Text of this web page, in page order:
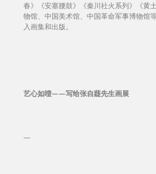
春》《安塞腰鼓》《秦川社火系列》《黄
物馆、中国美术馆、中国革命军事博物馆
入画集和出版。
艺心如噎——写给张自薿先生画展
一